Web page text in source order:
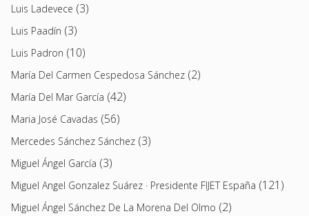
Luis Ladevece (3)
Luis Paadín (3)
Luis Padron (10)
María Del Carmen Cespedosa Sánchez (2)
María Del Mar García (42)
Maria José Cavadas (56)
Mercedes Sánchez Sánchez (3)
Miguel Ángel García (3)
Miguel Angel Gonzalez Suárez · Presidente FIJET España (121)
Miguel Ángel Sánchez De La Morena Del Olmo (2)